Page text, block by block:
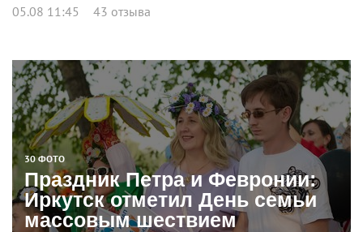
05.08 11:45 43 отзыва
30 ФОТО
Праздник Петра и Февронии:
Иркутск отметил День семьи
массовым шествием